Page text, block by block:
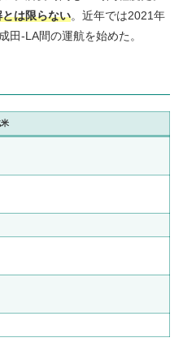
は限らない。近年では2021年
田-LA間の運航を始めた。